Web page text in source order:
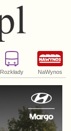
Rozkłady NaWynos